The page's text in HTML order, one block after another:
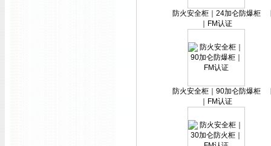
防火安全柜｜24加仑防爆柜
｜FM认证
防火安全柜｜90加仑防爆柜
｜FM认证